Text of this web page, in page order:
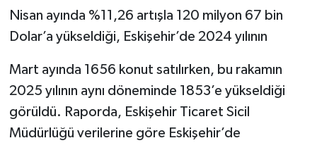
Nisan ayında %11,26 artışla 120 milyon 67 bin
Dolar’a yükseldiği, Eskişehir’de 2024 yılının
Mart ayında 1656 konut satılırken, bu rakamın
2025 yılının aynı döneminde 1853’e yükseldiği
görüldü. Raporda, Eskişehir Ticaret Sicil
Müdürlüğü verilerine göre Eskişehir’de